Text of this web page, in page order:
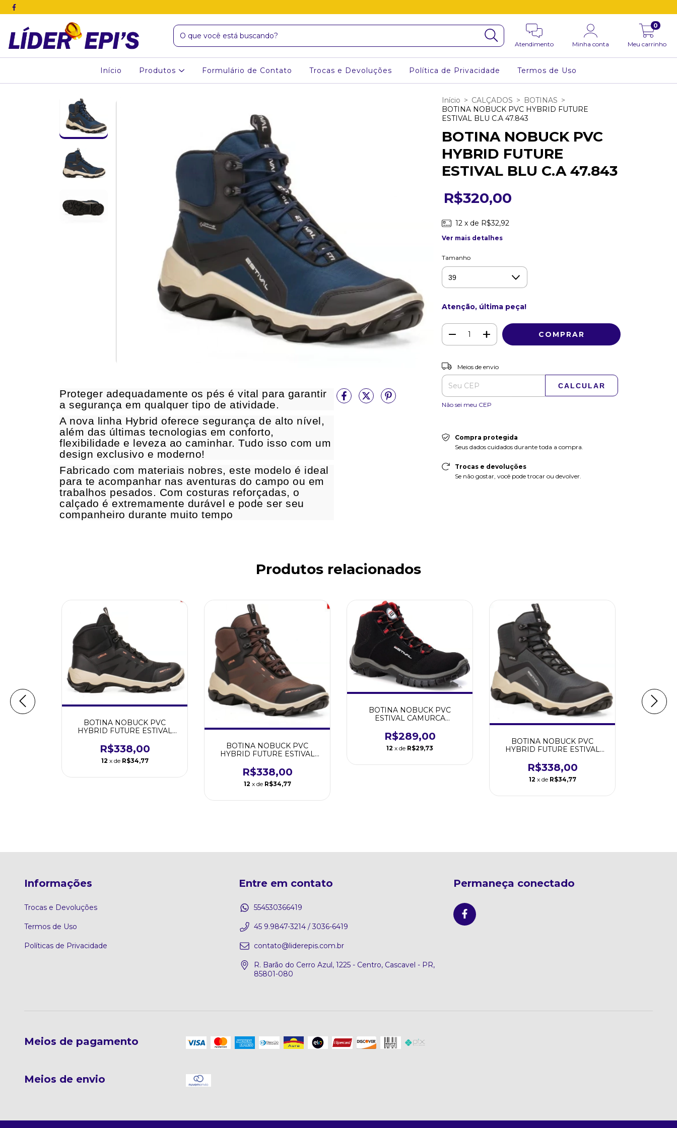
Atendimento Minha conta Meu carrinho
0
Início Produtos Formulário de Contato Trocas e Devoluções Política de Privacidade Termos de Uso
Proteger adequadamente os pés é vital para garantir
a segurança em qualquer tipo de atividade.
A nova linha Hybrid oferece segurança de alto nível,
além das últimas tecnologias em conforto,
flexibilidade e leveza ao caminhar. Tudo isso com um
design exclusivo e moderno!
Fabricado com materiais nobres, este modelo é ideal
para te acompanhar nas aventuras do campo ou em
trabalhos pesados. Com costuras reforçadas, o
calçado é extremamente durável e pode ser seu
companheiro durante muito tempo
Início > CALÇADOS > BOTINAS >
BOTINA NOBUCK PVC HYBRID FUTURE
ESTIVAL BLU C.A 47.843
BOTINA NOBUCK PVC
HYBRID FUTURE
ESTIVAL BLU C.A 47.843
R$320,00
12 x de R$32,92
Ver mais detalhes
Tamanho
Atenção, última peça!
Entregas para o CEP:
Meios de envio
CALCULAR
Não sei meu CEP
Compra protegida
Seus dados cuidados durante toda a compra.
Trocas e devoluções
Se não gostar, você pode trocar ou devolver.
Produtos relacionados
BOTINA NOBUCK PVC
HYBRID FUTURE ESTIVAL
R$338,00
12 x de R$34,77
BOTINA NOBUCK PVC
HYBRID FUTURE ESTIVAL
R$338,00
12 x de R$34,77
BOTINA NOBUCK PVC
ESTIVAL CAMURCA
44558
R$289,00
12 x de R$29,73
BOTINA NOBUCK PVC
HYBRID FUTURE ESTIVAL
R$338,00
12 x de R$34,77
Informações
Trocas e Devoluções
Termos de Uso
Políticas de Privacidade
Entre em contato
554530366419
45 9.9847-3214 / 3036-6419
contato@liderepis.com.br
R. Barão do Cerro Azul, 1225 - Centro, Cascavel - PR,
85801-080
Permaneça conectado
Meios de pagamento
Meios de envio